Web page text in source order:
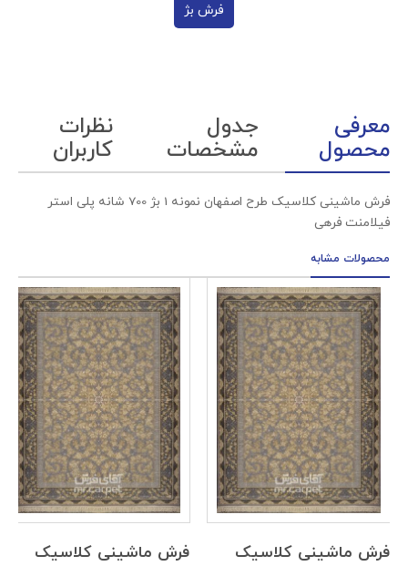
فرش بژ
معرفی
محصول
جدول
مشخصات
نظرات
کاربران
فرش ماشینی کلاسیک طرح اصفهان نمونه 1 بژ 700 شانه پلی استر
فیلامنت فرهی
محصولات مشابه
فرش ماشینی کلاسیک
فرش ماشینی کلاسیک